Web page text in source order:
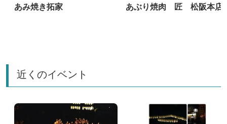
あみ焼き拓家 あぶり焼肉 匠 松阪本店
近くのイベント